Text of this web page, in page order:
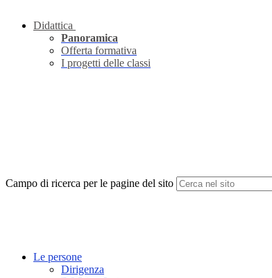
Didattica
Panoramica
Offerta formativa
I progetti delle classi
Campo di ricerca per le pagine del sito
Le persone
Dirigenza